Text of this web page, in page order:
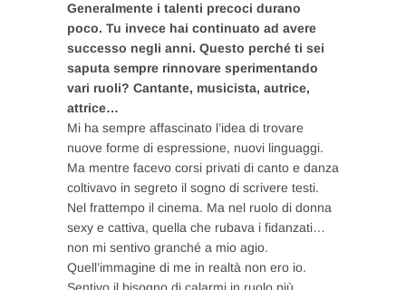
Generalmente i talenti precoci durano
poco. Tu invece hai continuato ad avere
successo negli anni. Questo perché ti sei
saputa sempre rinnovare sperimentando
vari ruoli? Cantante, musicista, autrice,
attrice…
Mi ha sempre affascinato l’idea di trovare
nuove forme di espressione, nuovi linguaggi.
Ma mentre facevo corsi privati di canto e danza
coltivavo in segreto il sogno di scrivere testi.
Nel frattempo il cinema. Ma nel ruolo di donna
sexy e cattiva, quella che rubava i fidanzati…
non mi sentivo granché a mio agio.
Quell’immagine di me in realtà non ero io.